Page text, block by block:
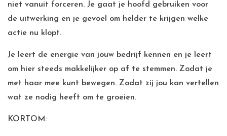
niet vanuit forceren. Je gaat je hoofd gebruiken voor
de uitwerking en je gevoel om helder te krijgen welke
actie nu klopt.
Je leert de energie van jouw bedrijf kennen en je leert
om hier steeds makkelijker op af te stemmen. Zodat je
met haar mee kunt bewegen. Zodat zij jou kan vertellen
wat ze nodig heeft om te groeien.
KORTOM: